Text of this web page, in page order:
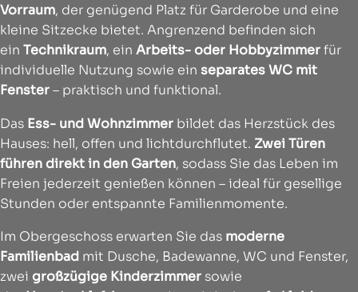
Vorraum, der genügend Platz für Garderobe und eine
kleine Sitzecke bietet. Angrenzend befinden sich
ein Technikraum, ein Arbeits- oder Hobbyzimmerfür
individuelle Nutzung sowie ein separates WC mit
Fenster– praktisch und funktional.
Das Ess- und Wohnzimmer bildet das Herzstück des
Hauses: hell, offen und lichtdurchflutet. Zwei Türen
führen direkt in den Garten, sodass Sie das Leben im
Freien jederzeit genießen können – ideal für gesellige
Stunden oder entspannte Familienmomente.
Im Obergeschoss erwarten Sie das moderne
Familienbad mit Dusche, Badewanne, WC und Fenster,
zwei großzügige Kinderzimmer sowie